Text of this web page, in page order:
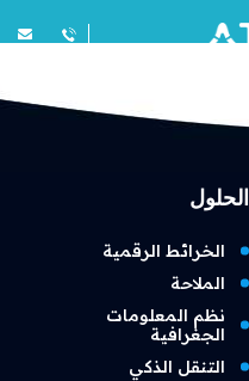
الحلول
الخرائط الرقمية
الملاحة
نظم المعلومات
الجغرافية
التنقل الذكي